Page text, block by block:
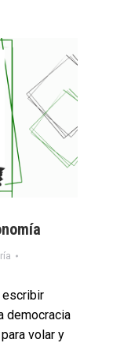
escribir
democracia
volar y